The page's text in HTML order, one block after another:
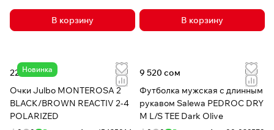
В корзину В корзину
Новинка
22 740 сом
Очки Julbo MONTEROSA 2
BLACK/BROWN REACTIV 2-4
POLARIZED
9 520 сом
Футболка мужская с длинным
рукавом Salewa PEDROC DRY
M L/S TEE Dark Olive